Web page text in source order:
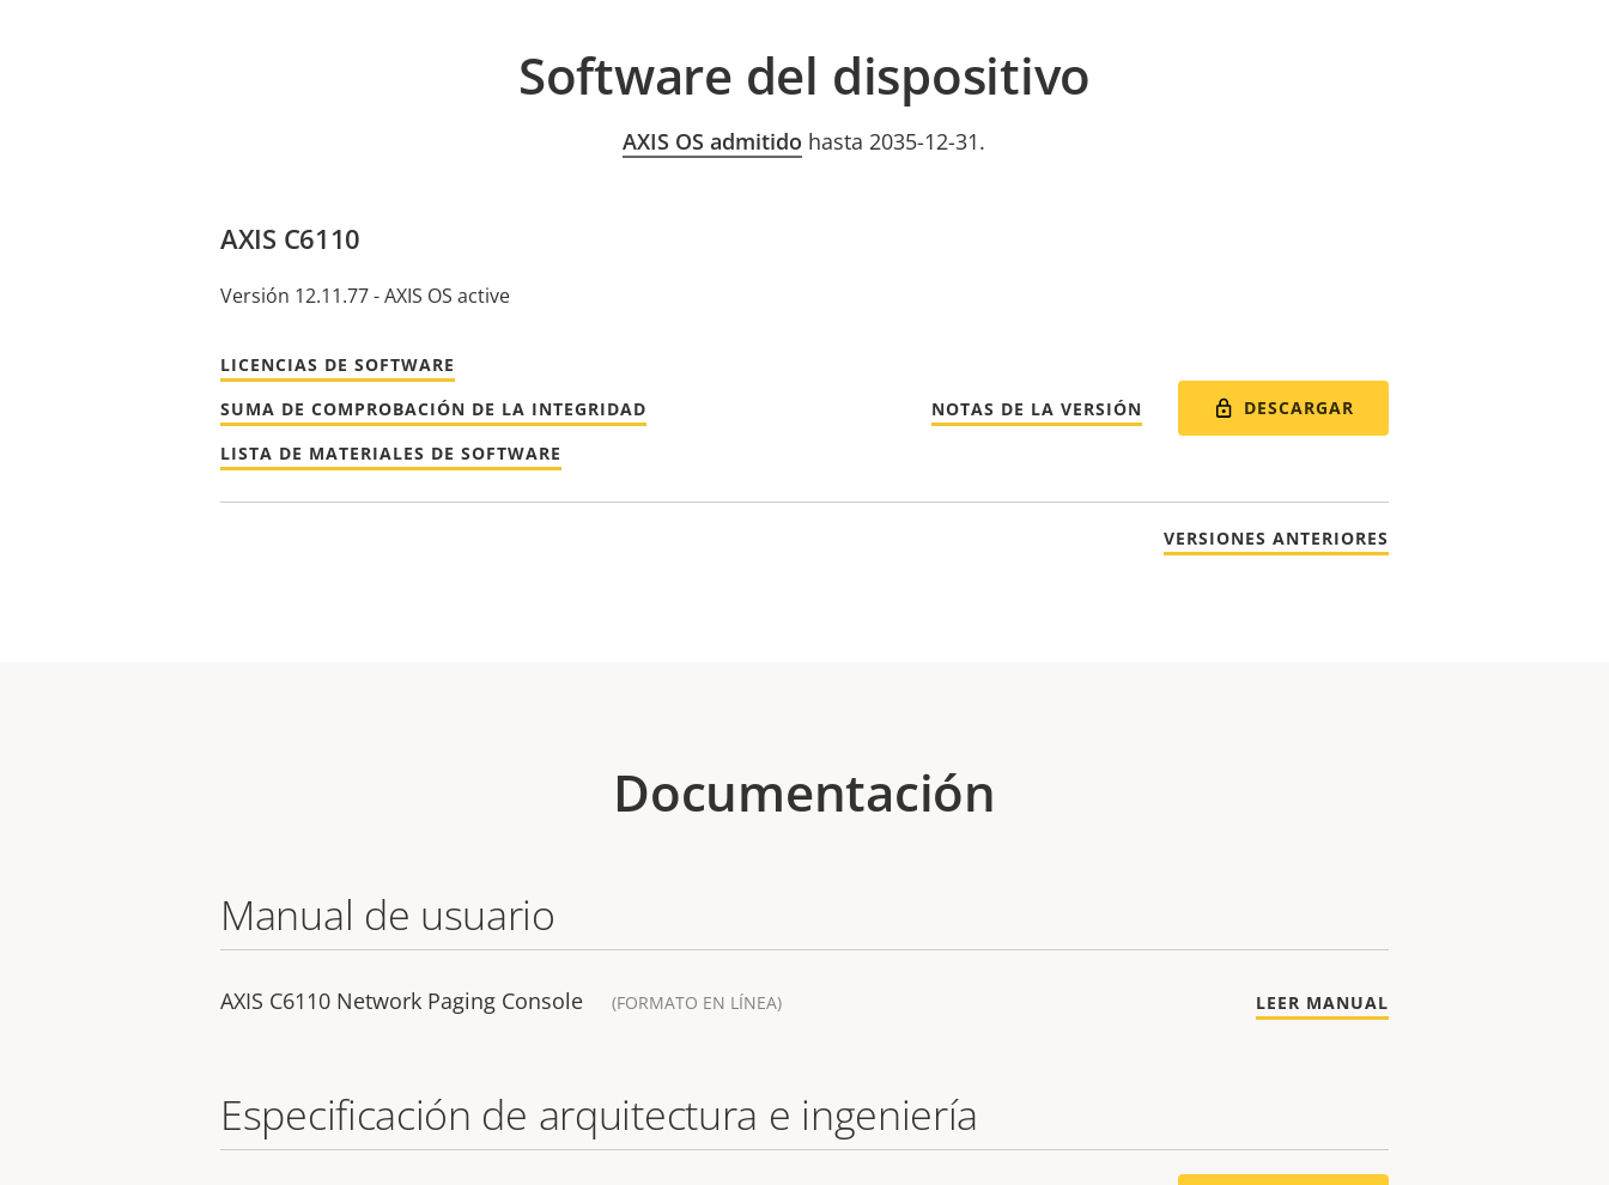
Software del dispositivo
AXIS OS admitido hasta 2035-12-31.
AXIS C6110
Versión 12.11.77 - AXIS OS active
LICENCIAS DE SOFTWARE
SUMA DE COMPROBACIÓN DE LA INTEGRIDAD
LISTA DE MATERIALES DE SOFTWARE
NOTAS DE LA VERSIÓN DESCARGAR
VERSIONES ANTERIORES
Documentación
Manual de usuario
AXIS C6110 Network Paging Console (FORMATO EN LÍNEA) LEER MANUAL
Especificación de arquitectura e ingeniería